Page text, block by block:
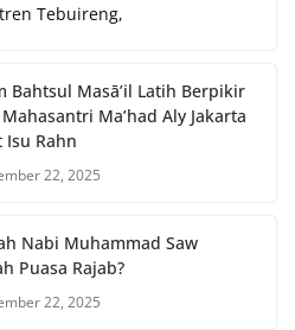
Tebuireng,
Bahtsul Masā’il Latih Berpikir
Ma’had Aly Jakarta
Isu Rahn
22, 2025
Nabi Muhammad Saw
Puasa Rajab?
22, 2025